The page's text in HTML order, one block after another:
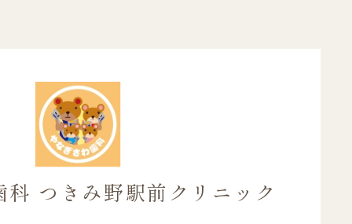
科 つきみ野駅前クリニック